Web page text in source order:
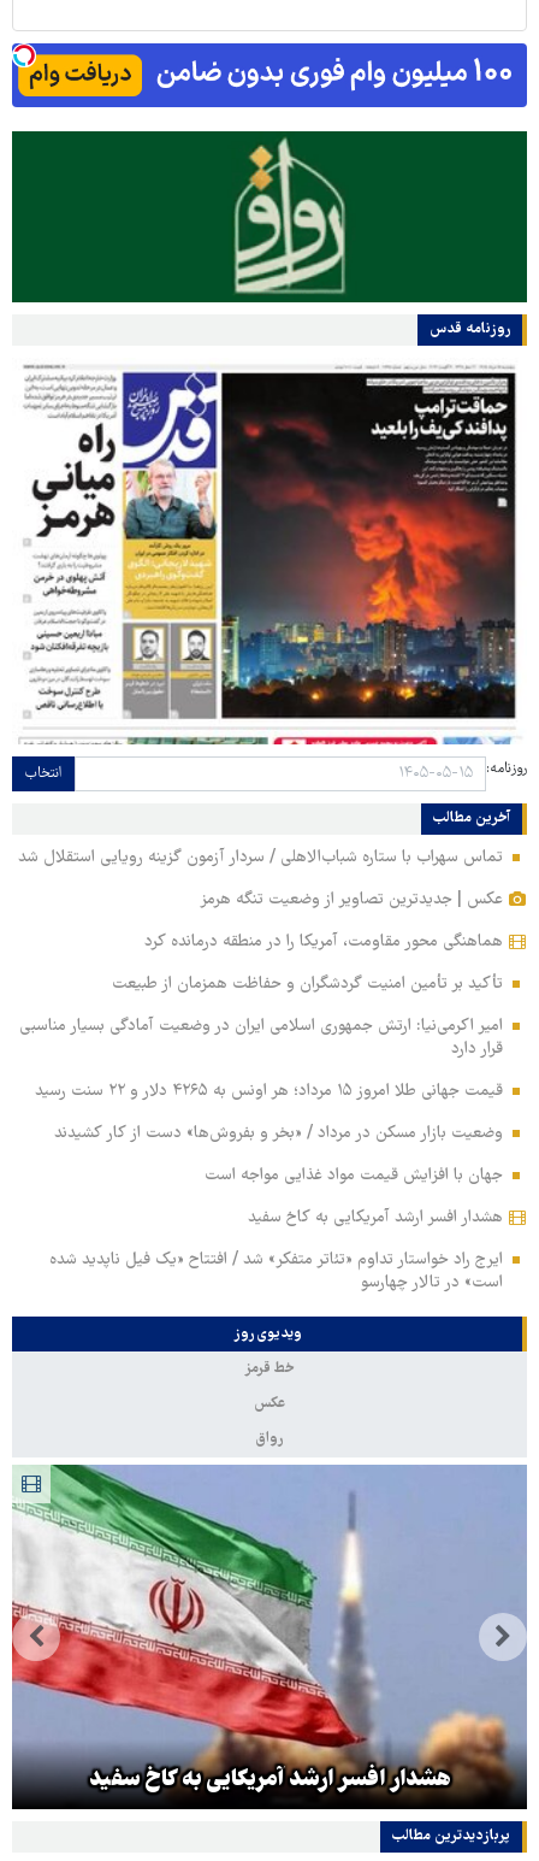
روزنامه قدس
روزنامه: انتخاب
آخرین مطالب
تماس سهراب با ستاره شباب‌الاهلی / سردار آزمون گزینه رویایی استقلال شد
عکس | جدیدترین تصاویر از وضعیت تنگه هرمز
هماهنگی محور مقاومت، آمریکا را در منطقه درمانده کرد
تأکید بر تأمین امنیت گردشگران و حفاظت همزمان از طبیعت
امیر اکرمی‌نیا: ارتش جمهوری اسلامی ایران در وضعیت آمادگی بسیار مناسبی
قرار دارد
قیمت جهانی طلا امروز ۱۵ مرداد؛ هر اونس به ۴۲۶۵ دلار و ۲۲ سنت رسید
وضعیت بازار مسکن در مرداد / «بخر و بفروش‌ها» دست از کار کشیدند
جهان با افزایش قیمت مواد غذایی مواجه است
هشدار افسر ارشد آمریکایی به کاخ سفید
ایرج راد خواستار تداوم «تئاتر متفکر» شد / افتتاح «یک فیل ناپدید شده
است» در تالار چهارسو
ویدیوی روز
خط قرمز
عکس
رواق
هشدار افسر ارشد آمریکایی به کاخ سفید
پربازدیدترین‌ مطالب